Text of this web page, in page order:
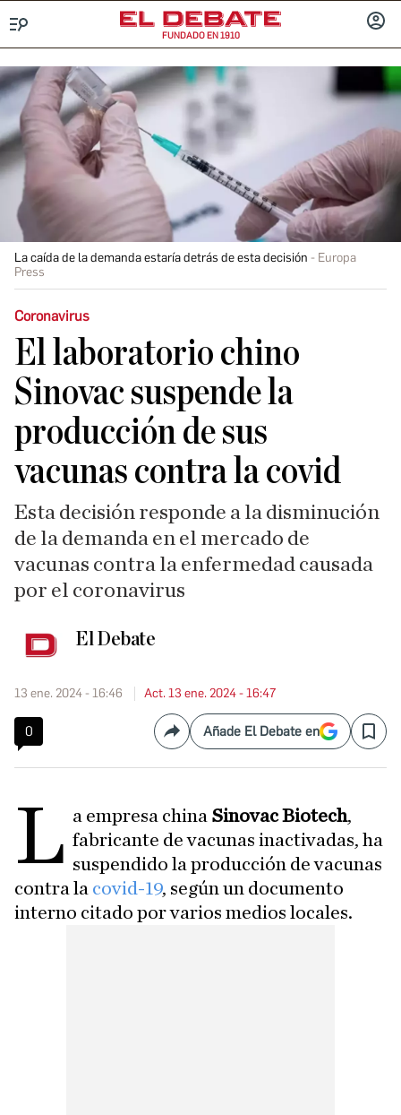
FUNDADO EN 1910
La caída de la demanda estaría detrás de esta decisión
Europa
Press
Coronavirus
El laboratorio chino
Sinovac suspende la
producción de sus
vacunas contra la covid
Esta decisión responde a la disminución
de la demanda en el mercado de
vacunas contra la enfermedad causada
por el coronavirus
El Debate
13 ene. 2024 - 16:46 Act. 13 ene. 2024 - 16:47
0 CompartirAñade El Debate en Save
L a empresa china Sinovac Biotech,
fabricante de vacunas inactivadas, ha
suspendido la producción de vacunas
contra la covid-19, según un documento
interno citado por varios medios locales.